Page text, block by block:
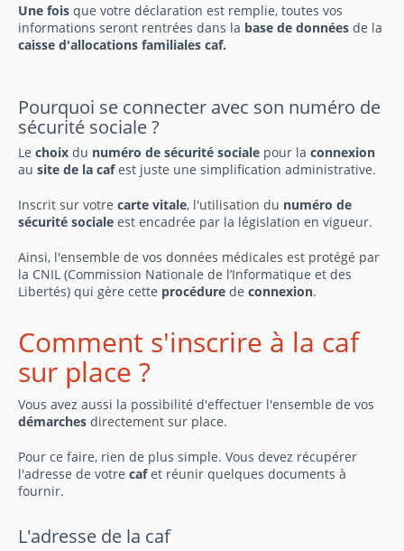
Une fois que votre déclaration est remplie, toutes vos
informations seront rentrées dans la base de données de la
caisse d'allocations familiales caf.
Pourquoi se connecter avec son numéro de
sécurité sociale ?
Le choix du numéro de sécurité sociale pour la connexion
au site de la cafest juste une simplification administrative.
Inscrit sur votre carte vitale, l'utilisation du numéro de
sécurité sociale est encadrée par la législation en vigueur.
Ainsi, l'ensemble de vos données médicales est protégé par
la CNIL (Commission Nationale de l’Informatique et des
Libertés) qui gère cette procédure de connexion.
Comment s'inscrire à la caf
sur place ?
Vous avez aussi la possibilité d'effectuer l'ensemble de vos
démarches directement sur place.
Pour ce faire, rien de plus simple. Vous devez récupérer
l'adresse de votre cafet réunir quelques documents à
fournir.
L'adresse de la caf